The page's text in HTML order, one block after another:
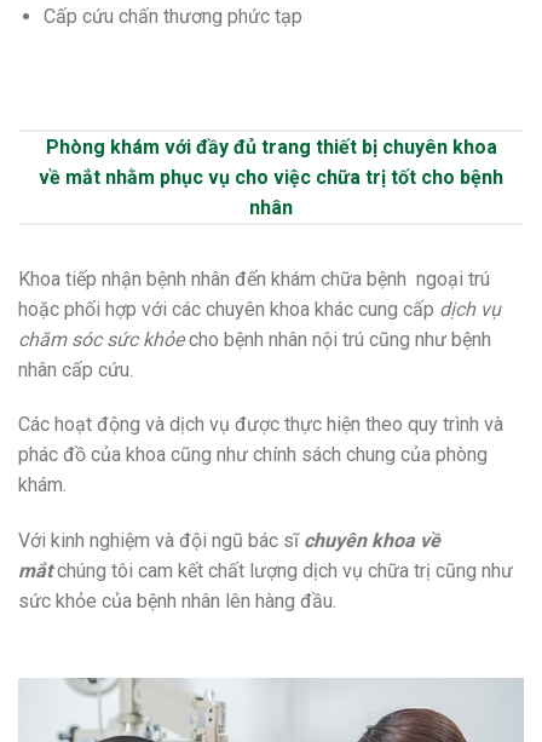
Cấp cứu chấn thương phức tạp
Phòng khám với đầy đủ trang thiết bị chuyên khoa
về mắt nhằm phục vụ cho việc chữa trị tốt cho bệnh
nhân
Khoa tiếp nhận bệnh nhân đến khám chữa bệnh ngoại trú
hoặc phối hợp với các chuyên khoa khác cung cấp dịch vụ
chăm sóc sức khỏecho bệnh nhân nội trú cũng như bệnh
nhân cấp cứu.
Các hoạt động và dịch vụ được thực hiện theo quy trình và
phác đồ của khoa cũng như chính sách chung của phòng
khám.
Với kinh nghiệm và đội ngũ bác sĩ chuyên khoa về
mắtchúng tôi cam kết chất lượng dịch vụ chữa trị cũng như
sức khỏe của bệnh nhân lên hàng đầu.